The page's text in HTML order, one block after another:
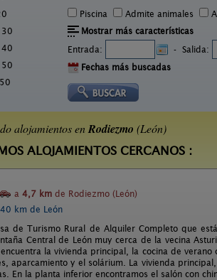
Piscina Admite animales
Mostrar más características
Entrada:
- Salida:
Fechas más buscadas
alojamientos enRodiezmo (León)
ALOJAMIENTOS CERCANOS :
a 4,7 km de Rodiezmo (León)
40 km de León
de Turismo Rural de Alquiler Completo que
Central de León muy cerca de la vecina
la vivienda principal, la cocina de
aparcamiento y el solárium. La vivienda
En la planta inferior encontramos el salón con